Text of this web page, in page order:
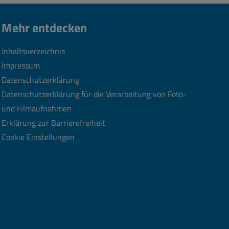
Mehr entdecken
Inhaltsverzeichnis
Impressum
Datenschutzerklärung
Datenschutzerklärung für die Verarbeitung von Foto-
und Filmaufnahmen
Erklärung zur Barrierefreiheit
Cookie Einstellungen